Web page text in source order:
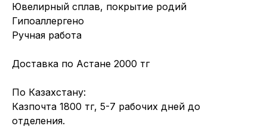
Ювелирный сплав, покрытие родий
Гипоаллергено
Ручная работа
Доставка по Астане 2000 тг
По Казахстану:
Казпочта 1800 тг, 5-7 рабочих дней до
отделения.